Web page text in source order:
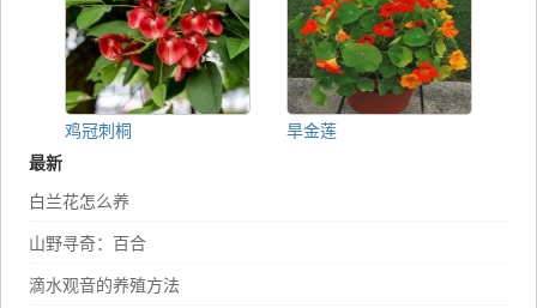
鸡冠刺桐
旱金莲
最新
白兰花怎么养
山野寻奇：百合
滴水观音的养殖方法